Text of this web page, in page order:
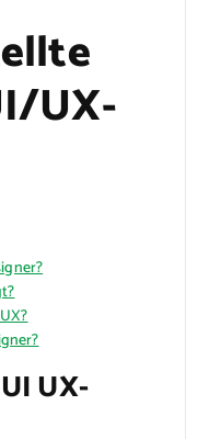
UX-
UX-